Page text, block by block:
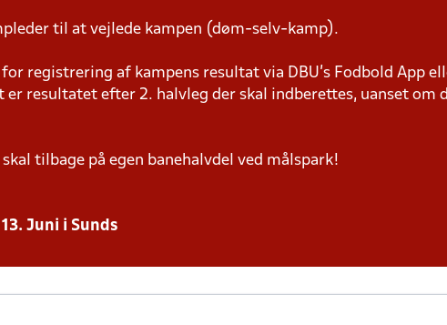
til at vejlede kampen (døm-selv-kamp).
registrering af kampens resultat via DBU’s Fodbold App
er resultatet efter 2. halvleg der skal indberettes, uanset om
tilbage på egen banehalvdel ved målspark!
Juni i Sunds